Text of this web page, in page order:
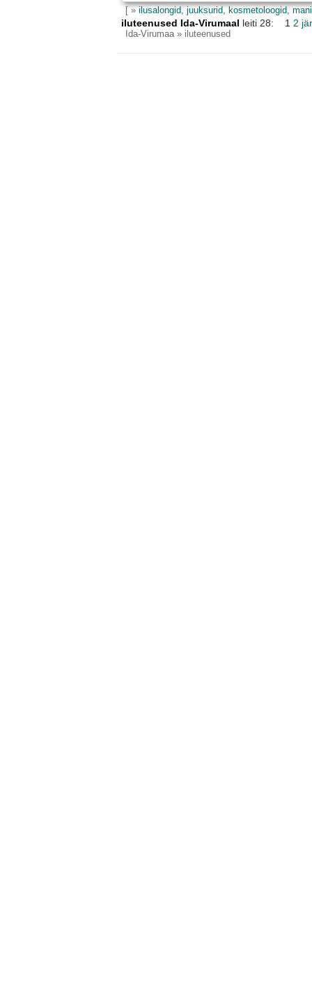
[ »ilusalongid, juuksurid, kosmetoloogid,
iluteenused Ida-Virumaal leiti 28: 1 2
Ida-Virumaa» iluteenused